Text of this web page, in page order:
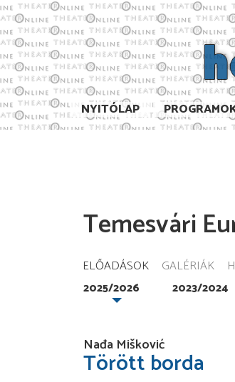
NYITÓLAP
Temesvári
ELŐADÁSOK GALÉRIÁK
2025/2026 2023/2024
Nađa Mišković
Törött borda